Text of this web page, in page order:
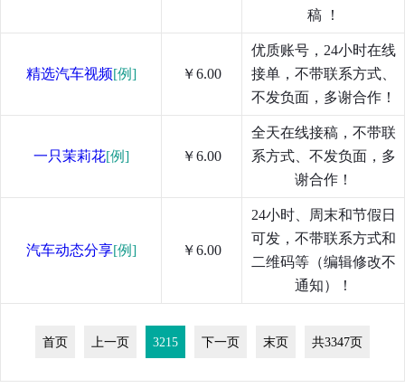
稿 ！
精选汽车视频[例] ￥6.00
优质账号，24小时在线
接单，不带联系方式、
不发负面，多谢合作！
一只茉莉花[例] ￥6.00
全天在线接稿，不带联
系方式、不发负面，多
谢合作！
汽车动态分享[例] ￥6.00
24小时、周末和节假日
可发，不带联系方式和
二维码等（编辑修改不
通知）！
首页 上一页 3215 下一页 末页 共3347页